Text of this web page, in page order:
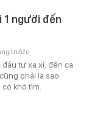
1 người đến
tư xa xỉ, đến ca
phải là sao
khó tìm.
trước